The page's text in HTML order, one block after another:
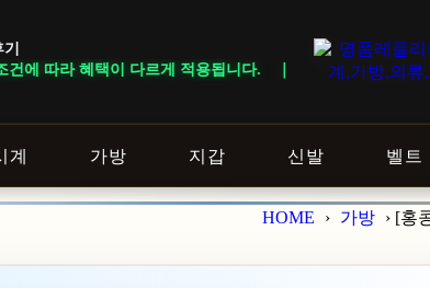
르게 적용됩니다. ｜ DELIVERY NOTICE · 지역에 따라
계 가방 지갑 신발 벨트
HOME › 가방 › [홍